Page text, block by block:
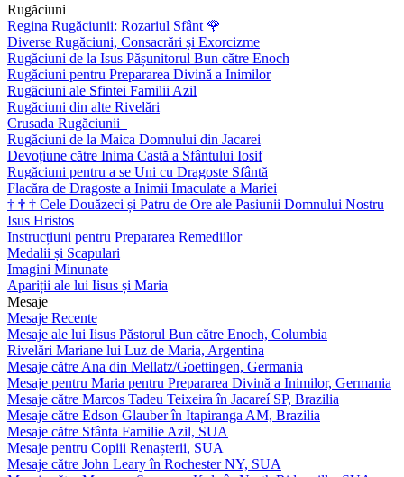
Rugăciuni
Regina Rugăciunii: Rozariul Sfânt 🌹
Diverse Rugăciuni, Consacrări și Exorcizme
Rugăciuni de la Isus Pășunitorul Bun către Enoch
Rugăciuni pentru Prepararea Divină a Inimilor
Rugăciuni ale Sfintei Familii Azil
Rugăciuni din alte Rivelări
Crusada Rugăciunii
Rugăciuni de la Maica Domnului din Jacarei
Devoțiune către Inima Castă a Sfântului Iosif
Rugăciuni pentru a se Uni cu Dragoste Sfântă
Flacăra de Dragoste a Inimii Imaculate a Mariei
† † † Cele Douăzeci și Patru de Ore ale Pasiunii Domnului Nostru
Isus Hristos
Instrucțiuni pentru Prepararea Remediilor
Medalii și Scapulari
Imagini Minunate
Apariții ale lui Iisus și Maria
Mesaje
Mesaje Recente
Mesaje ale lui Iisus Păstorul Bun către Enoch, Columbia
Rivelări Mariane lui Luz de Maria, Argentina
Mesaje către Ana din Mellatz/Goettingen, Germania
Mesaje pentru Maria pentru Prepararea Divină a Inimilor, Germania
Mesaje către Marcos Tadeu Teixeira în Jacareí SP, Brazilia
Mesaje către Edson Glauber în Itapiranga AM, Brazilia
Mesaje către Sfânta Familie Azil, SUA
Mesaje pentru Copiii Renașterii, SUA
Mesaje către John Leary în Rochester NY, SUA